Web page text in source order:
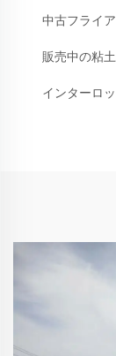
中古フライ
販売中の粘
インターロ